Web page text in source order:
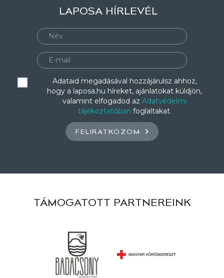
LAPOSA HÍRLEVÉL
Adataid megadásával hozzájárulsz ahhoz,
hogy a laposa.hu híreket, ajánlatokat küldjön,
valamint elfogadod az Adatvédelmi
tájékoztatóban foglaltakat.
FELIRATKOZOM
TÁMOGATOTT PARTNEREINK